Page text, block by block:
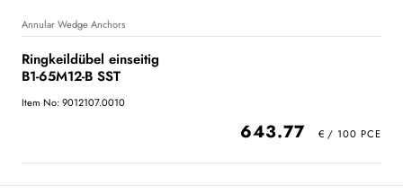
Annular Wedge Anchors
Ringkeildübel einseitig
B1-65M12-B SST
Item No: 9012107.0010
643.77